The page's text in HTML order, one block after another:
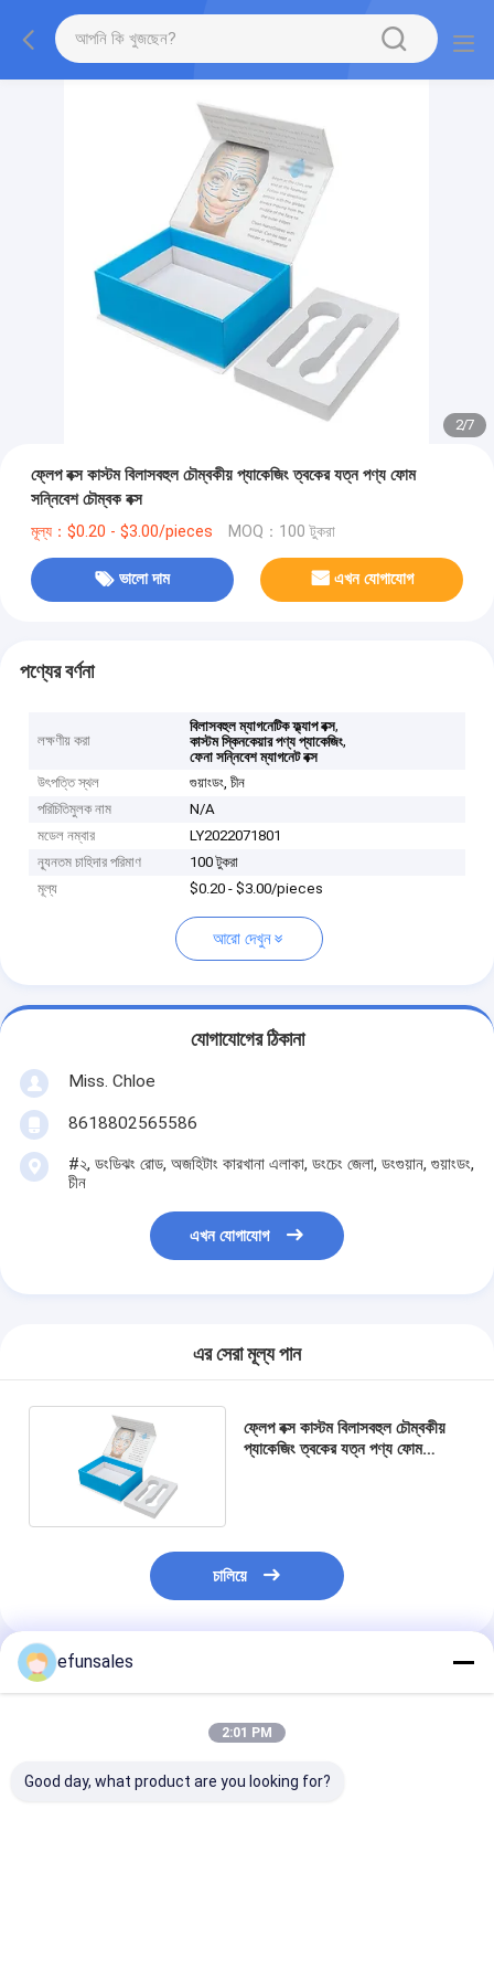
2/7
ফ্লেপ বক্স কাস্টম বিলাসবহুল চৌম্বকীয় প্যাকেজিং ত্বকের যত্ন পণ্য ফোম
সন্নিবেশ চৌম্বক বক্স
মূল্য：$0.20 - $3.00/pieces MOQ：100 টুকরা
ভালো দাম এখন যোগাযোগ
পণ্যের বর্ণনা
লক্ষণীয় করা
বিলাসবহুল ম্যাগনেটিক ফ্ল্যাপ বক্স,
কাস্টম স্কিনকেয়ার পণ্য প্যাকেজিং,
ফেনা সন্নিবেশ ম্যাগনেট বক্স
উৎপত্তি স্থল
গুয়াংডং, চীন
পরিচিতিমুলক নাম
N/A
মডেল নম্বার
LY2022071801
ন্যূনতম চাহিদার পরিমাণ
100 টুকরা
মূল্য
$0.20 - $3.00/pieces
আরো দেখুন
যোগাযোগের ঠিকানা
Miss. Chloe
8618802565586
#২, ডংডিঝং রোড, অজহিটাং কারখানা এলাকা, ডংচেং জেলা, ডংগুয়ান, গুয়াংডং,
চীন
এখন যোগাযোগ
এর সেরা মূল্য পান
ফ্লেপ বক্স কাস্টম বিলাসবহুল চৌম্বকীয়
প্যাকেজিং ত্বকের যত্ন পণ্য ফোম
চালিয়ে
প্রস্তাবিত পণ্য
efunsales
2:01 PM
Good day, what product are you looking for?